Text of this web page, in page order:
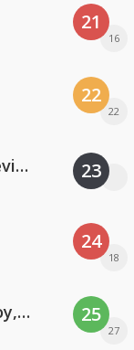
PAWSA & The Adventures Of Stevie V
Coldplay ft. Little Simz, Burna Boy, Elyanna & Tini
21
16
22
22
23
24
18
25
27